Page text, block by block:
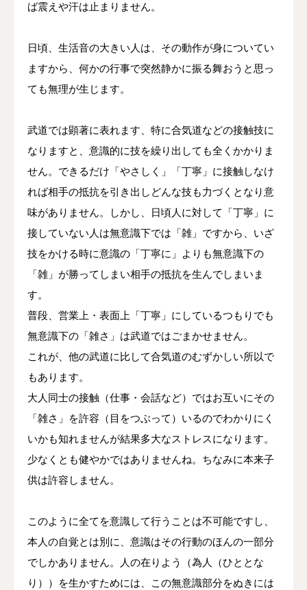
ば震えや汗は止まりません。
日頃、生活音の大きい人は、その動作が身についてい
ますから、何かの行事で突然静かに振る舞おうと思っ
ても無理が生じます。
武道では顕著に表れます、特に合気道などの接触技に
なりますと、意識的に技を繰り出しても全くかかりま
せん。できるだけ「やさしく」「丁寧」に接触しなけ
れば相手の抵抗を引き出しどんな技も力づくとなり意
味がありません。しかし、日頃人に対して「丁寧」に
接していない人は無意識下では「雑」ですから、いざ
技をかける時に意識の「丁寧に」よりも無意識下の
「雑」が勝ってしまい相手の抵抗を生んでしまいま
す。
普段、営業上・表面上「丁寧」にしているつもりでも
無意識下の「雑さ」は武道ではごまかせません。
これが、他の武道に比して合気道のむずかしい所以で
もあります。
大人同士の接触（仕事・会話など）ではお互いにその
「雑さ」を許容（目をつぶって）いるのでわかりにく
いかも知れませんが結果多大なストレスになります。
少なくとも健やかではありませんね。ちなみに本来子
供は許容しません。
このように全てを意識して行うことは不可能ですし、
本人の自覚とは別に、意識はその行動のほんの一部分
でしかありません。人の在りよう（為人（ひととな
り））を生かすためには、この無意識部分をぬきには